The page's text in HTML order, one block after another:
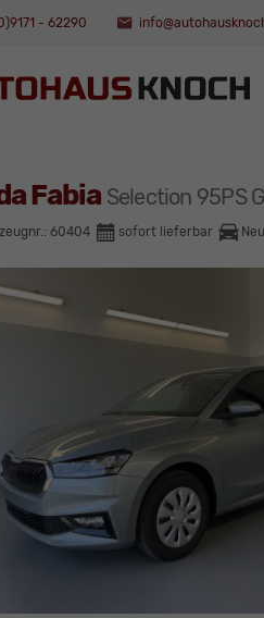
- 62290
Fabia Selection 95PS
60404 sofort lieferbar